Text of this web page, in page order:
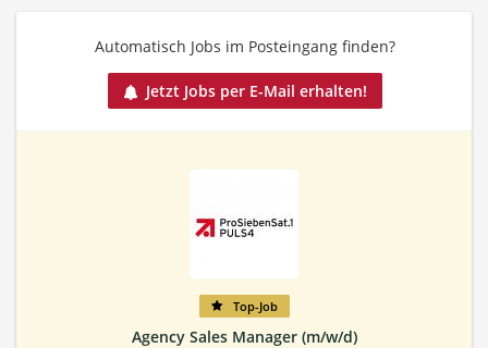
Automatisch Jobs im Posteingang finden?
Jetzt Jobs per E-Mail erhalten!
Top-Job
Agency Sales Manager (m/w/d)